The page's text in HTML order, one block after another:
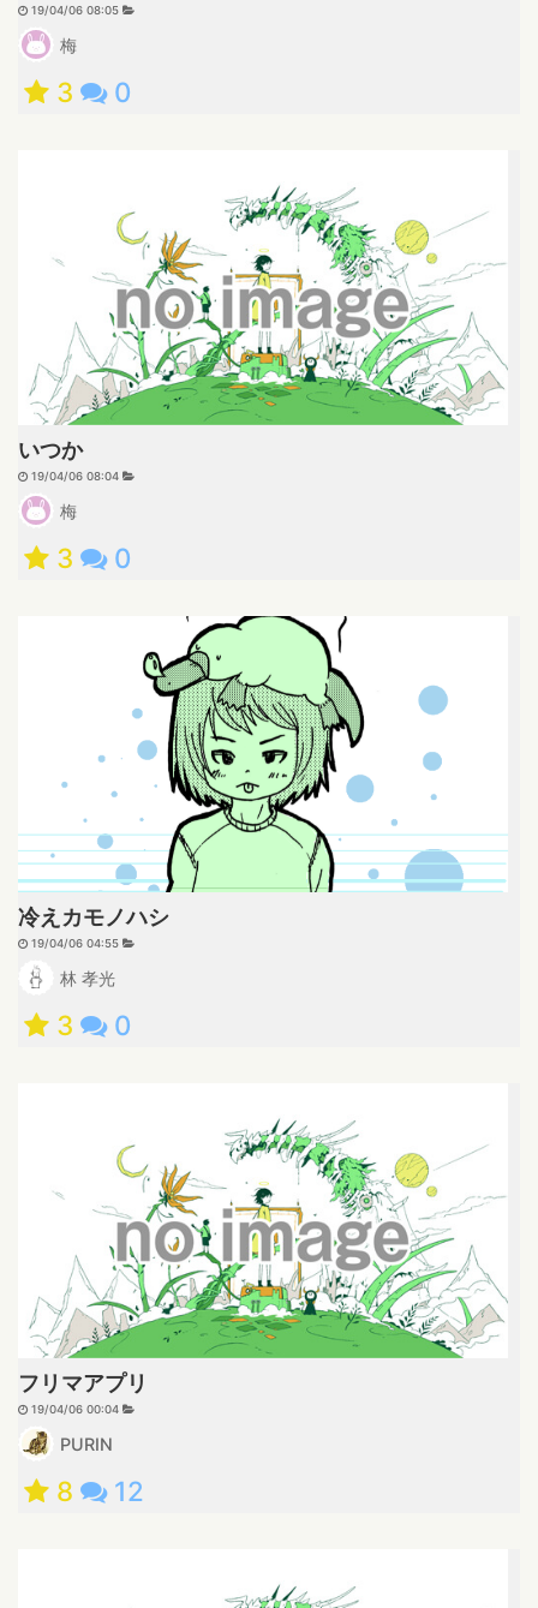
19/04/06 08:05
梅
3 0
いつか
19/04/06 08:04
梅
3 0
冷えカモノハシ
19/04/06 04:55
林 孝光
3 0
フリマアプリ
19/04/06 00:04
PURIN
8 12